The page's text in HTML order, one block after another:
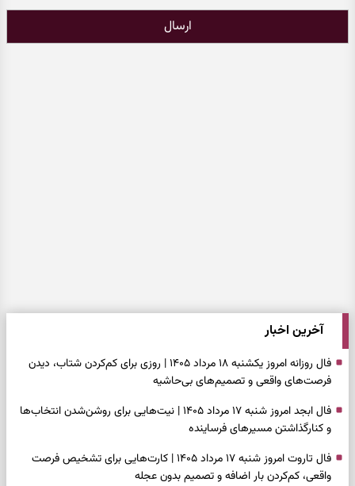
ارسال
آخرین اخبار
فال روزانه امروز یکشنبه ۱۸ مرداد ۱۴۰۵ | روزی برای کم‌کردن شتاب، دیدن
فرصت‌های واقعی و تصمیم‌های بی‌حاشیه
فال ابجد امروز شنبه ۱۷ مرداد ۱۴۰۵ | نیت‌هایی برای روشن‌شدن انتخاب‌ها
و کنارگذاشتن مسیرهای فرساینده
فال تاروت امروز شنبه ۱۷ مرداد ۱۴۰۵ | کارت‌هایی برای تشخیص فرصت
واقعی، کم‌کردن بار اضافه و تصمیم بدون عجله